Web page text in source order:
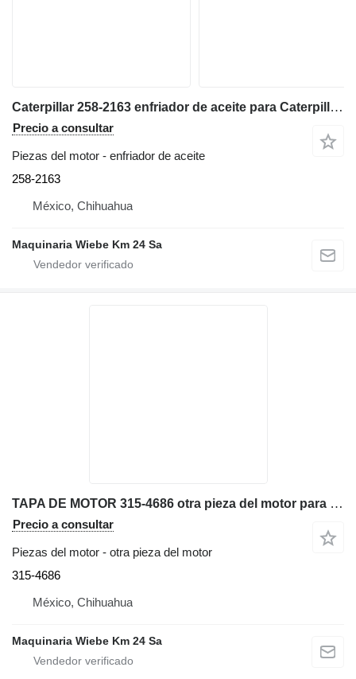
Caterpillar 258-2163 enfriador de aceite para Caterpillar 13826 excavadora
Precio a consultar
Piezas del motor - enfriador de aceite
258-2163
México, Chihuahua
Maquinaria Wiebe Km 24 Sa
TAPA DE MOTOR 315-4686 otra pieza del motor para Caterpillar 3044C excavadora
Precio a consultar
Piezas del motor - otra pieza del motor
315-4686
México, Chihuahua
Maquinaria Wiebe Km 24 Sa